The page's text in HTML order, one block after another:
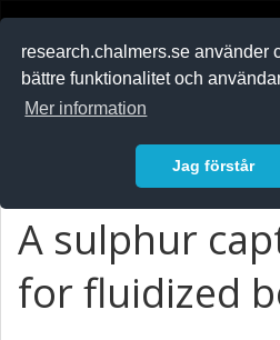
research.chalmers.se använder
bättre funktionalitet och
Mer information
Jag förstår
A sulphur
for fluidized